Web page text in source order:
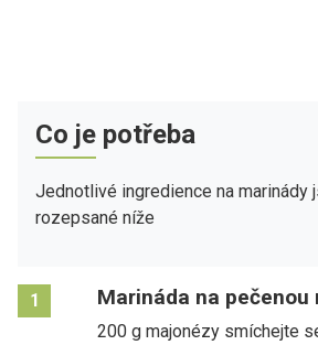
Co je potřeba
Jednotlivé ingredience na marinády
rozepsané níže
1 Marináda na pečenou
200 g majonézy smíchejte